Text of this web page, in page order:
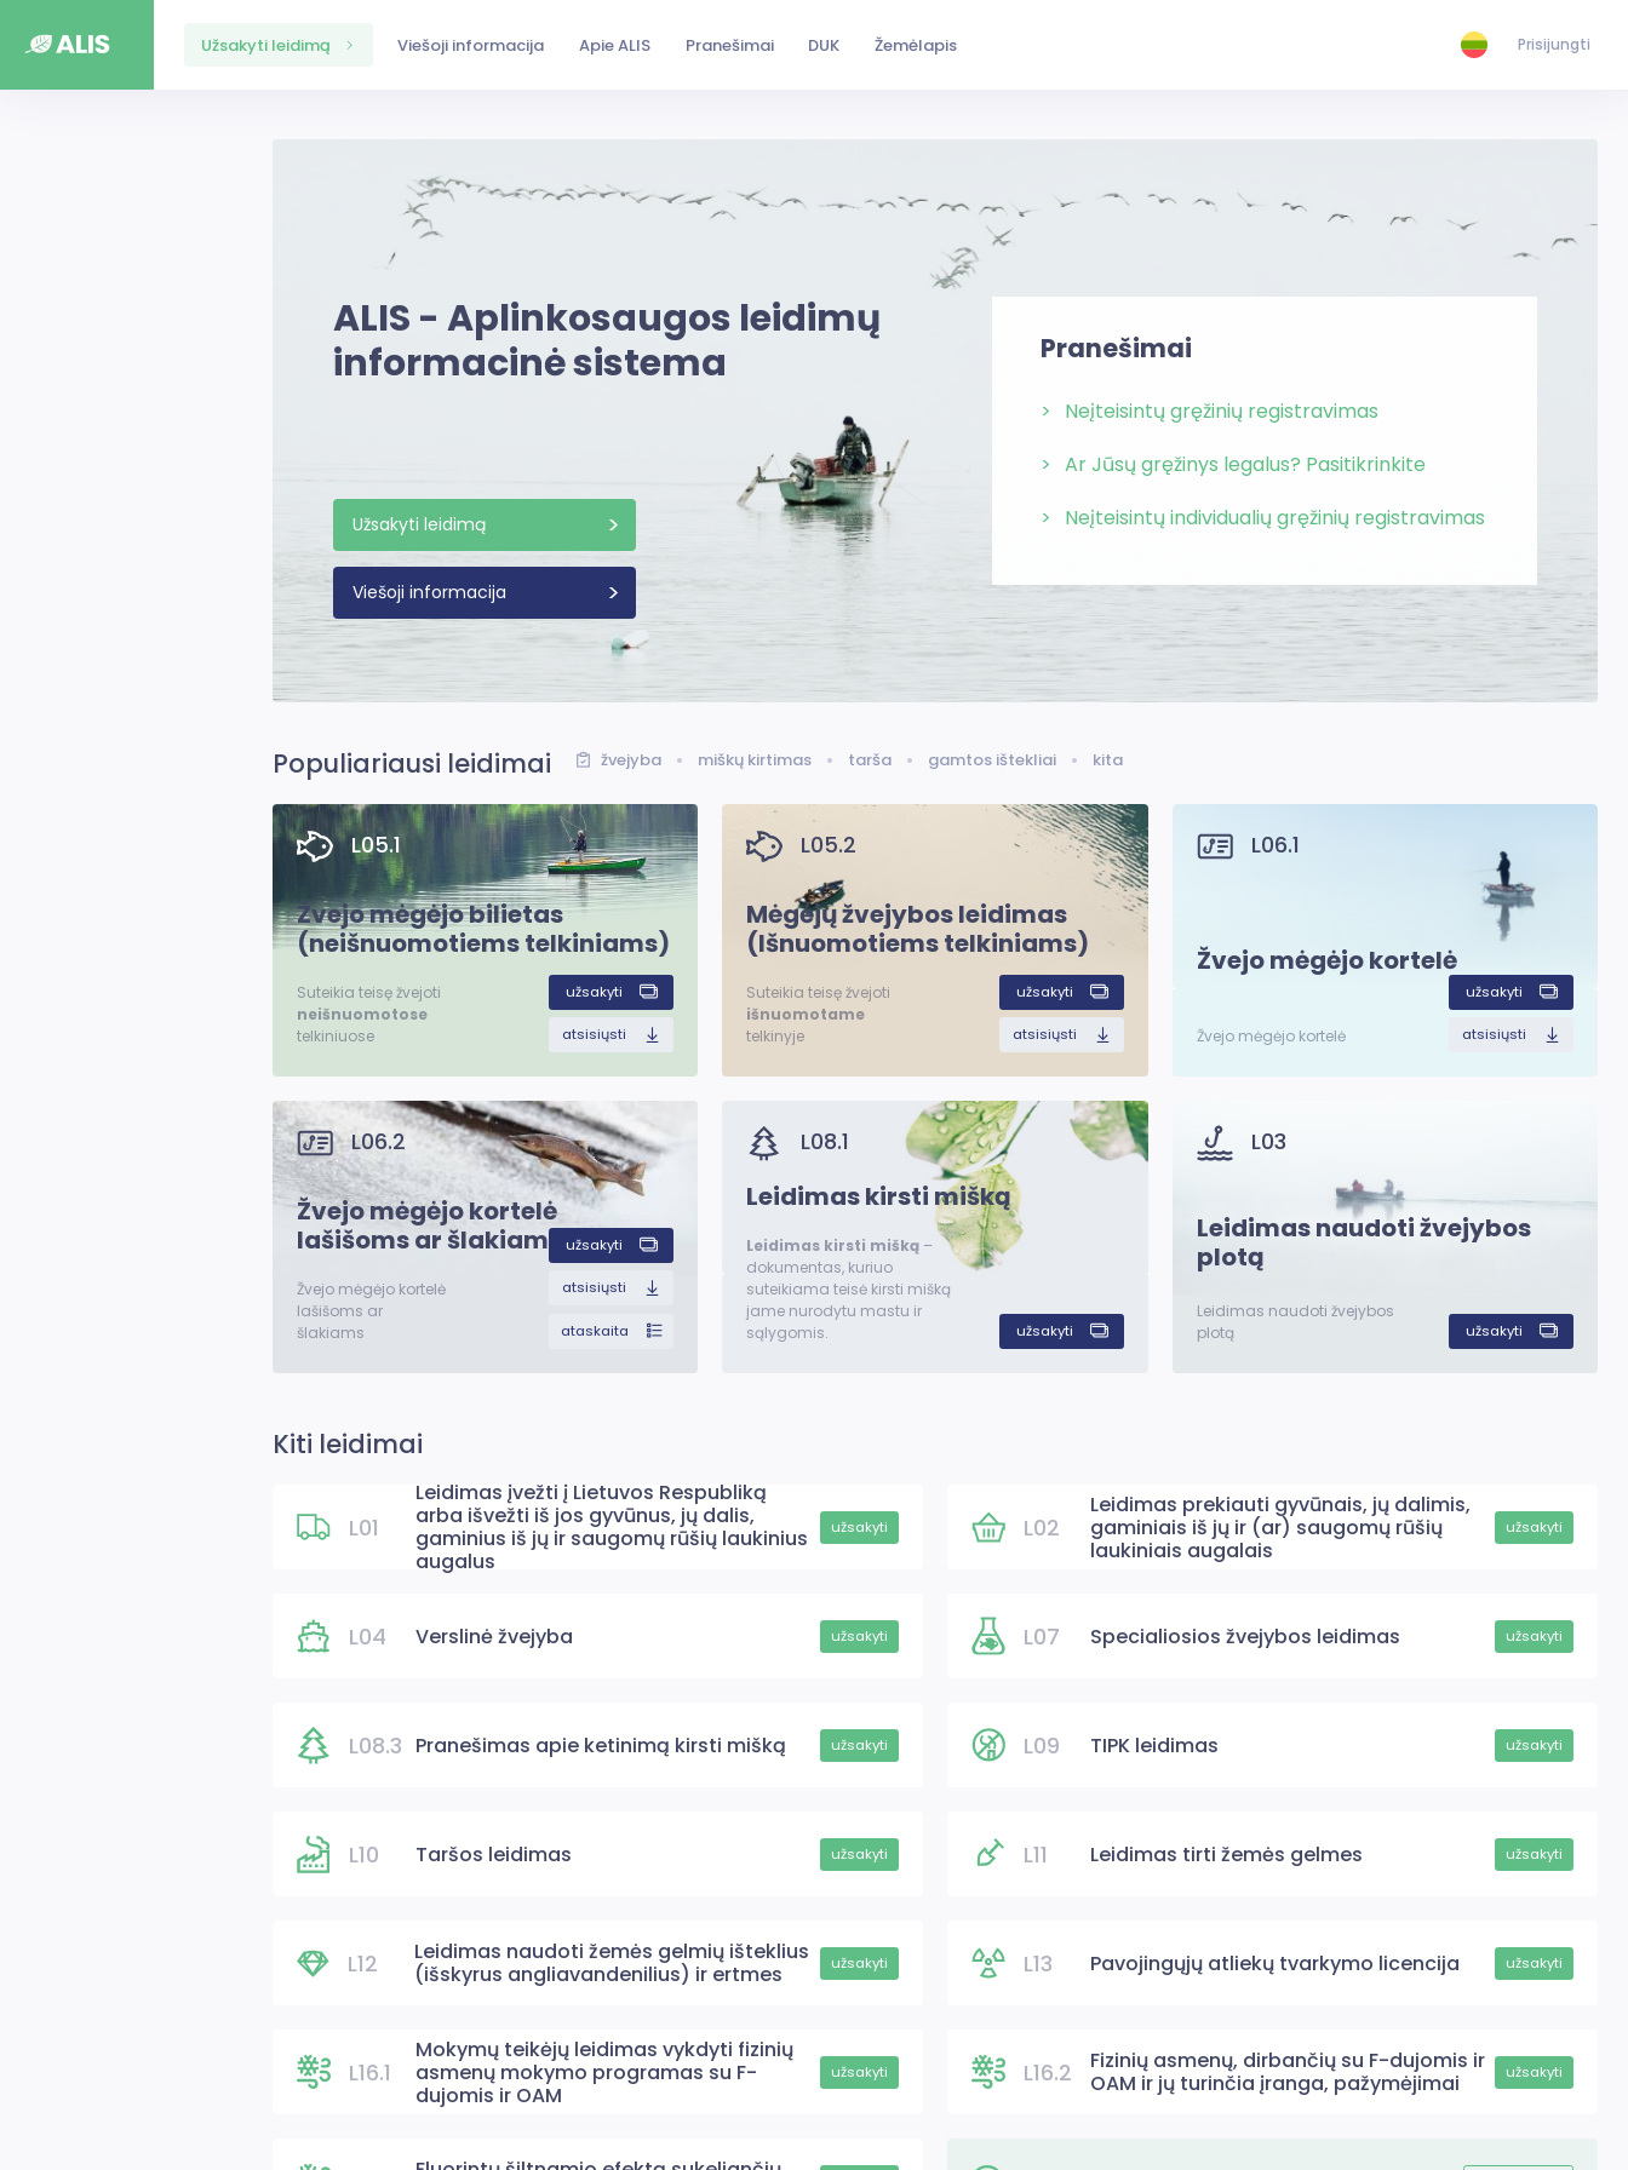
Užsakyti leidimą Viešoji informacija Apie ALIS Pranešimai DUK Žemėlapis Prisijungti
ALIS - Aplinkosaugos leidimų
informacinė sistema
Užsakyti leidimą
Viešoji informacija
Pranešimai
Neįteisintų gręžinių registravimas
Ar Jūsų gręžinys legalus? Pasitikrinkite
Neįteisintų individualių gręžinių registravimas
Populiariausi leidimai žvejyba miškų kirtimas tarša gamtos ištekliai kita
L05.1
Žvejo mėgėjo bilietas
(neišnuomotiems telkiniams)
Suteikia teisę žvejoti
neišnuomotose
telkiniuose
užsakyti
atsisiųsti
L05.2
Mėgėjų žvejybos leidimas
(Išnuomotiems telkiniams)
Suteikia teisę žvejoti
išnuomotame
telkinyje
užsakyti
atsisiųsti
L06.1
Žvejo mėgėjo kortelė
Žvejo mėgėjo kortelė
užsakyti
atsisiųsti
L06.2
Žvejo mėgėjo kortelė
lašišoms ar šlakiams
Žvejo mėgėjo kortelė
lašišoms ar
šlakiams
užsakyti
atsisiųsti
ataskaita
L08.1
Leidimas kirsti mišką
Leidimas kirsti mišką –
dokumentas, kuriuo
suteikiama teisė kirsti mišką
jame nurodytu mastu ir
sąlygomis.
užsakyti
L03
Leidimas naudoti žvejybos
plotą
Leidimas naudoti žvejybos
plotą
užsakyti
Kiti leidimai
L01
Leidimas įvežti į Lietuvos Respubliką
arba išvežti iš jos gyvūnus, jų dalis,
gaminius iš jų ir saugomų rūšių laukinius
augalus
užsakyti L02
Leidimas prekiauti gyvūnais, jų dalimis,
gaminiais iš jų ir (ar) saugomų rūšių
laukiniais augalais
užsakyti
L04 Verslinė žvejyba užsakyti L07 Specialiosios žvejybos leidimas užsakyti
L08.3 Pranešimas apie ketinimą kirsti mišką užsakyti L09 TIPK leidimas užsakyti
L10 Taršos leidimas užsakyti L11 Leidimas tirti žemės gelmes užsakyti
L12
Leidimas naudoti žemės gelmių išteklius
(išskyrus angliavandenilius) ir ertmes
užsakyti L13 Pavojingųjų atliekų tvarkymo licencija užsakyti
L16.1
Mokymų teikėjų leidimas vykdyti fizinių
asmenų mokymo programas su F-
dujomis ir OAM
užsakyti L16.2
Fizinių asmenų, dirbančių su F-dujomis ir
OAM ir jų turinčia įranga, pažymėjimai
užsakyti